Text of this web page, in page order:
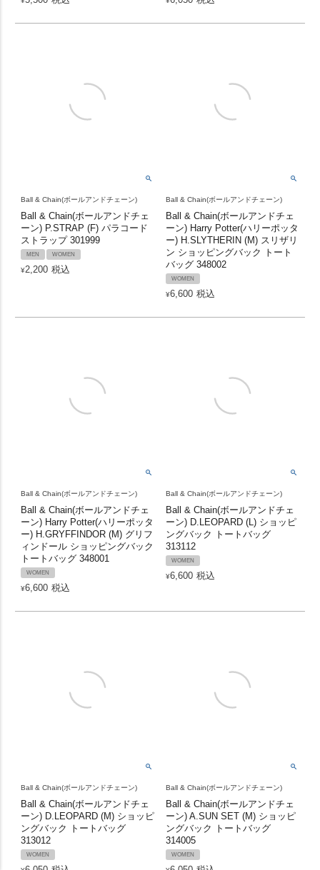
Ball & Chain(ボールアンドチェーン)
Ball & Chain(ボールアンドチェ
ーン) P.STRAP (F) パラコード
ストラップ 301999
MEN WOMEN
¥2,200 税込
Ball & Chain(ボールアンドチェーン)
Ball & Chain(ボールアンドチェ
ーン) Harry Potter(ハリーポッタ
ー) H.SLYTHERIN (M) スリザリ
ン ショッピングバック トート
バッグ 348002
WOMEN
¥6,600 税込
Ball & Chain(ボールアンドチェーン)
Ball & Chain(ボールアンドチェ
ーン) Harry Potter(ハリーポッタ
ー) H.GRYFFINDOR (M) グリフ
ィンドール ショッピングバック
トートバッグ 348001
WOMEN
¥6,600 税込
Ball & Chain(ボールアンドチェーン)
Ball & Chain(ボールアンドチェ
ーン) D.LEOPARD (L) ショッピ
ングバック トートバッグ
313112
WOMEN
¥6,600 税込
Ball & Chain(ボールアンドチェーン)
Ball & Chain(ボールアンドチェ
ーン) D.LEOPARD (M) ショッピ
ングバック トートバッグ
313012
WOMEN
Ball & Chain(ボールアンドチェーン)
Ball & Chain(ボールアンドチェ
ーン) A.SUN SET (M) ショッピ
ングバック トートバッグ
314005
WOMEN